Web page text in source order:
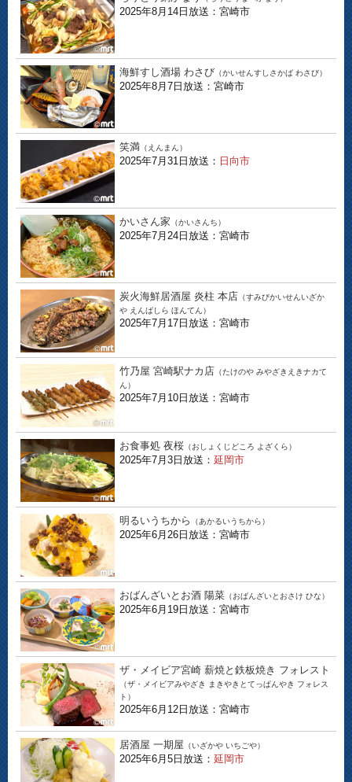
2025年8月14日放送：宮崎市
海鮮すし酒場 わさび （かいせんすしさかば わさび）
2025年8月7日放送：宮崎市
笑満 （えんまん）
2025年7月31日放送： 日向市
かいさん家 （かいさんち）
2025年7月24日放送：宮崎市
炭火海鮮居酒屋 炎柱 本店 （すみびかいせんいざか
や えんばしら ほんてん）
2025年7月17日放送：宮崎市
竹乃屋 宮崎駅ナカ店 （たけのや みやざきえきナカて
ん）
2025年7月10日放送：宮崎市
お食事処 夜桜 （おしょくじどころ よざくら）
2025年7月3日放送： 延岡市
明るいうちから （あかるいうちから）
2025年6月26日放送：宮崎市
おばんざいとお酒 陽菜 （おばんざいとおさけ ひな）
2025年6月19日放送：宮崎市
ザ・メイビア宮崎 薪焼と鉄板焼き フォレスト
（ザ・メイビアみやざき まきやきとてっぱんやき フォレス
ト）
2025年6月12日放送：宮崎市
居酒屋 一期屋 （いざかや いちごや）
2025年6月5日放送： 延岡市